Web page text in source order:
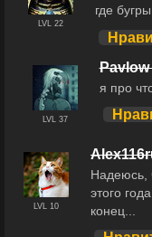
LVL 22
где
LVL 37
Pavlow
я про
LVL 10
Надеюсь,
этого
конец...